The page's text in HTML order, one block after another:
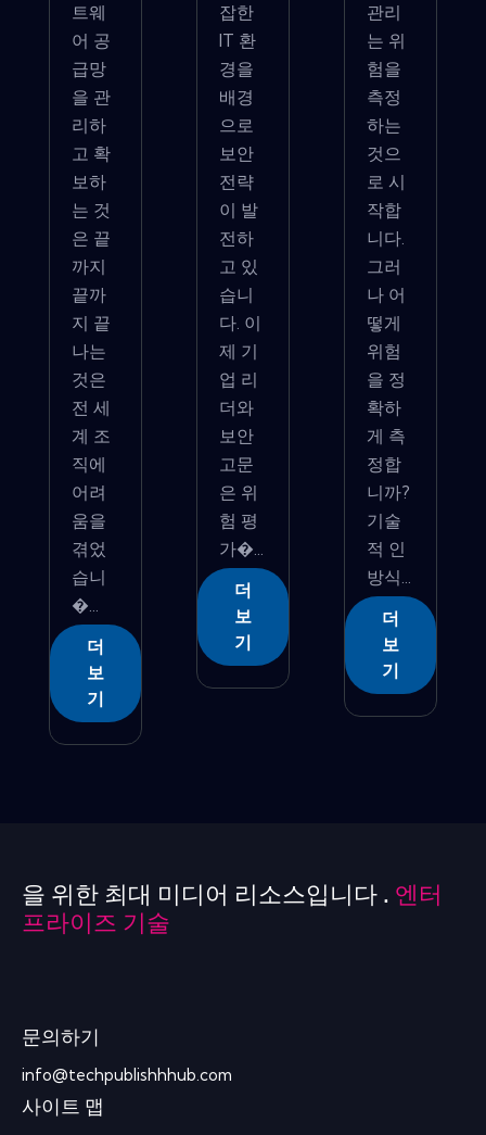
트웨
어 공
급망
을 관
리하
고 확
보하
는 것
은 끝
까지
끝까
지 끝
나는
것은
전 세
계 조
직에
어려
움을
겪었
습니
�...
더
보
기
잡한
IT 환
경을
배경
으로
보안
전략
이 발
전하
고 있
습니
다. 이
제 기
업 리
더와
보안
고문
은 위
험 평
가�...
더
보
기
관리
는 위
험을
측정
하는
것으
로 시
작합
니다.
그러
나 어
떻게
위험
을 정
확하
게 측
정합
니까?
기술
적 인
방식...
더
보
기
을 위한 최대 미디어 리소스입니다 . 엔터
프라이즈 기술
문의하기
info@techpublishhhub.com
사이트 맵